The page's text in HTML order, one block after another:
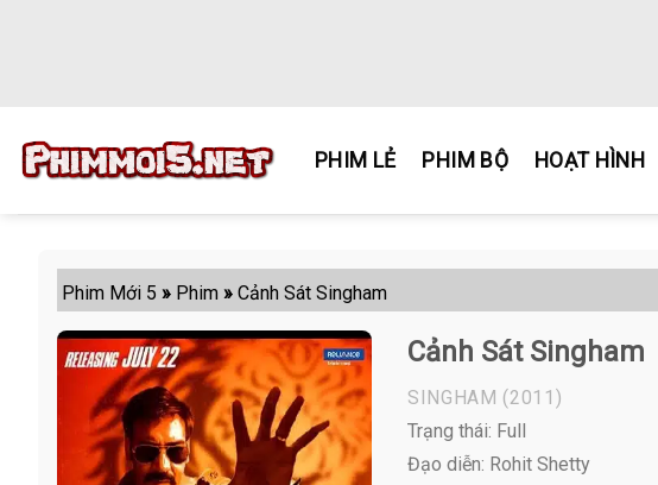
PHIM LẺ PHIM BỘ HOẠT HÌNH
Phim Mới 5 » Phim » Cảnh Sát Singham
Cảnh Sát Singham
SINGHAM (2011)
Trạng thái: Full
Đạo diễn: Rohit Shetty